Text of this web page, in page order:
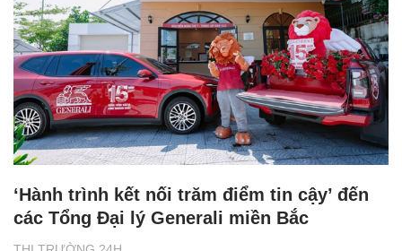
‘Hành trình kết nối trăm điểm tin cậy’ đến
các Tổng Đại lý Generali miền Bắc